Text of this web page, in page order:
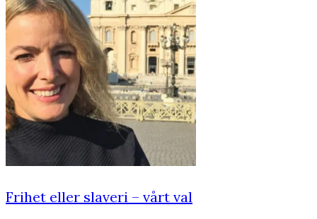
Frihet eller slaveri – vårt val